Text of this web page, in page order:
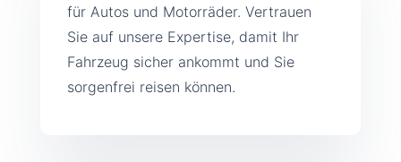
für Autos und Motorräder. Vertrauen
Sie auf unsere Expertise, damit Ihr
Fahrzeug sicher ankommt und Sie
sorgenfrei reisen können.